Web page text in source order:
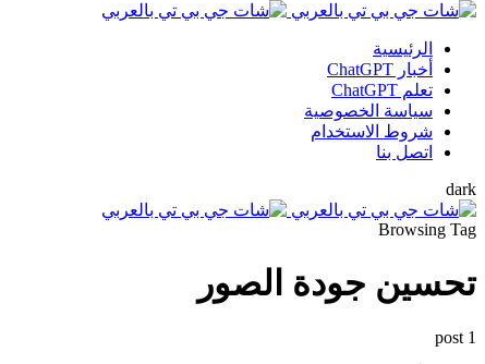
الرئيسية
أخبار ChatGPT
تعلم ChatGPT
سياسة الخصوصية
شروط الاستخدام
اتصل بنا
dark
Browsing Tag
تحسين جودة الصور
1 post